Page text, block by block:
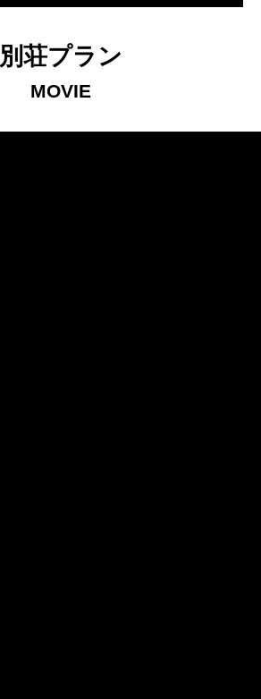
別荘プラン
MOVIE